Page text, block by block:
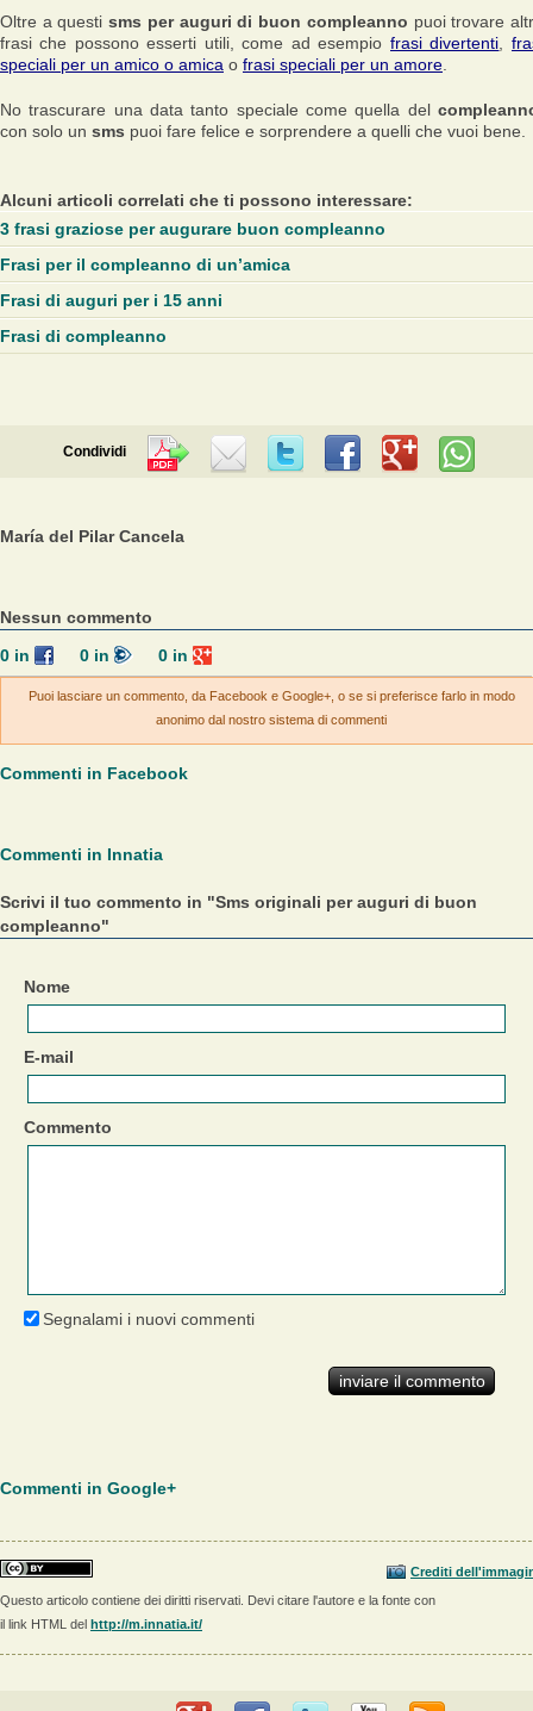
Oltre a questisms per auguri di buon compleanno puoi trovare
frasi che possono esserti utili, come ad esempio frasi divertenti
speciali per un amico o amica o frasi speciali per un amore
No trascurare una data tanto speciale come quella del
con solo un sms puoi fare felice e sorprendere a quelli che vuoi bene.
Alcuni articoli correlati che ti possono interessare:
3 frasi graziose per augurare buon compleanno
Frasi per il compleanno di un’amica
Frasi di auguri per i 15 anni
Frasi di compleanno
Condividi
María del Pilar Cancela
Nessun commento
0in 0in 0 in
Puoi lasciare un commento, da Facebook e Google+, o se si preferisce farlo in modo
anonimo dal nostro sistema di commenti
Commenti in Facebook
Commenti in Innatia
Scrivi il tuo commento in "Sms originali per auguri di buon
compleanno"
Nome
E-mail
Commento
Segnalami i nuovi commenti
Commenti in Google+
Crediti
Questo articolo contiene dei diritti riservati. Devi citare l'autore e la fonte con
il link HTML del http://m.innatia.it/